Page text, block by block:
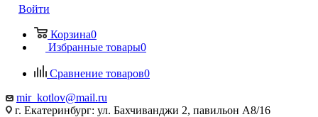
Войти
Корзина0
Избранные товары0
Сравнение товаров0
mir_kotlov@mail.ru
г. Екатеринбург: ул. Бахчиванджи 2, павильон А8/16